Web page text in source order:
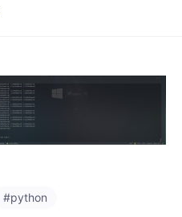
#python